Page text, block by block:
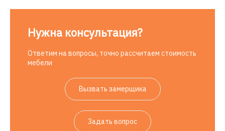
Нужна консультация?
Ответим на вопросы, точно рассчитаем стоимость
мебели
Вызвать замерщика
Задать вопрос